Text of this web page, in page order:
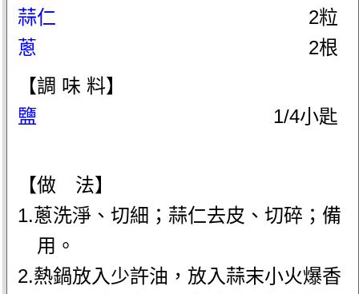
蒜仁
2粒
蔥
2根
【調 味 料】
鹽
1/4小匙
【做 法】
1.蔥洗淨、切細；蒜仁去皮、切碎；備
用。
2.熱鍋放入少許油，放入蒜末小火爆香